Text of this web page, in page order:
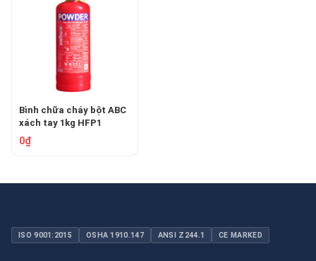
Bình chữa cháy bột ABC
xách tay 1kg HFP1
0₫
ISO 9001:2015 OSHA 1910.147 ANSI Z244.1 CE MARKED